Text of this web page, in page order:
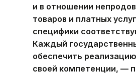
и в отношении
товаров и платных
специфики
Каждый
обеспечить
своей компетенции, —